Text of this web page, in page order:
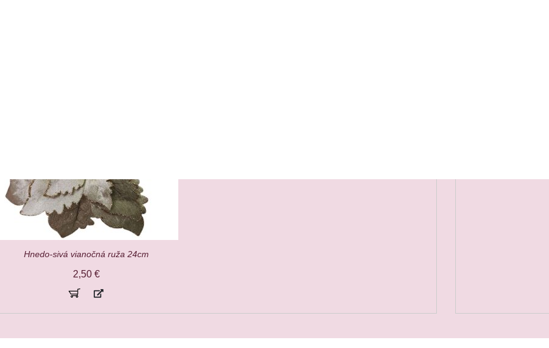
Hnedo-sivá vianočná ruža 24cm
2,50 €